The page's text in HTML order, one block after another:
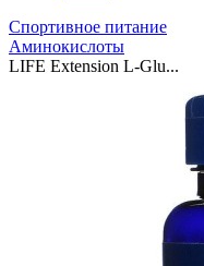
Спортивное питание
Аминокислоты
LIFE Extension L-Glu...